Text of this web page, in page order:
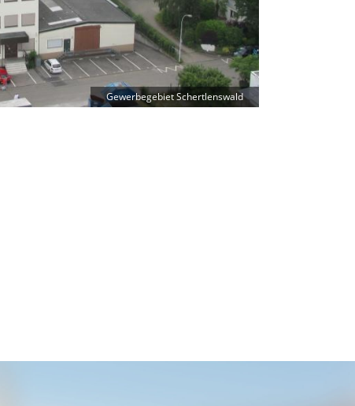
Gewerbegebiet Schertlenswald